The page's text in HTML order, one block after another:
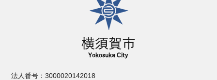
法人番号：3000020142018